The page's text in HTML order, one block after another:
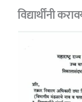
विद्यार्थींनी